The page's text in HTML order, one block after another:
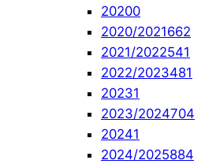
20200
2020/2021662
2021/2022541
2022/2023481
20231
2023/2024704
20241
2024/2025884